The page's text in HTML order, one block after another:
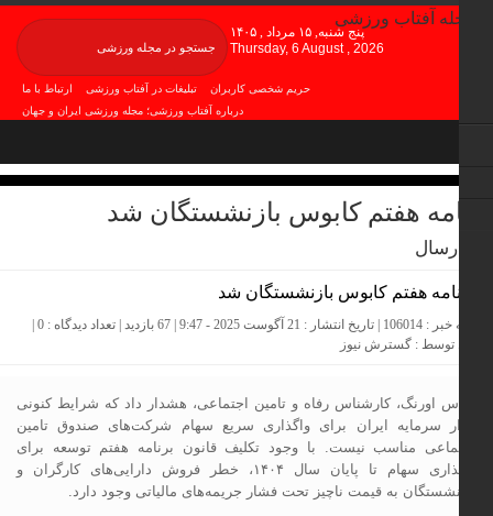
ارتباط با ما تبلیغات در آفتاب ورزشی
حریم شخصی کاربران
درباره آفتاب ورزشی؛ مجله ورزشی ایران و جهان
پنج شنبه, ۱۵ مرداد , ۱۴۰۵
Thursday, 6 August , 2026
هفتم کابوس بازنشستگان شد
2025 - 9:47 | 67 بازدید | تعداد دیدگاه : 0
|
توسط :گسترش نیوز
اورنگ، کارشناس رفاه و تامین اجتماعی، هشدار داد که شرایط کنونی
سرمایه ایران برای واگذاری سریع سهام شرکت‌های صندوق تامین
مناسب نیست. با وجود تکلیف قانون برنامه هفتم توسعه برای
واگذاری سهام تا پایان سال ۱۴۰۴، خطر فروش دارایی‌های کارگران و
به قیمت ناچیز تحت فشار جریمه‌های مالیاتی وجود دارد.